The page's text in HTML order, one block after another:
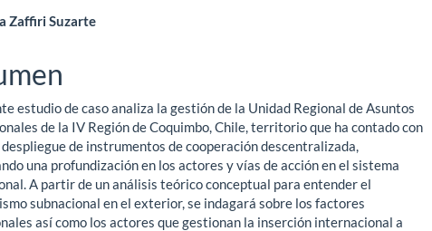
Zaffiri Suzarte
estudio de caso analiza la gestión de la Unidad Regional de Asuntos
de la IV Región de Coquimbo, Chile, territorio que ha contado con
de instrumentos de cooperación descentralizada,
una profundización en los actores y vías de acción en el sistema
A partir de un análisis teórico conceptual para entender el
subnacional en el exterior, se indagará sobre los factores
así como los actores que gestionan la inserción internacional a